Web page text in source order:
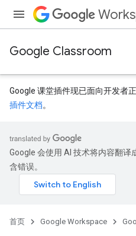
Google Classroom
Google 课堂插件现已面向开发者
插件文档。
Google 会使用 AI 技术将内容翻
含错误。
首页 Google Workspace